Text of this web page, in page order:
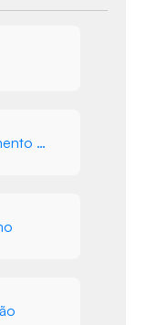
Análise e Desenvolvimento de Sistemas